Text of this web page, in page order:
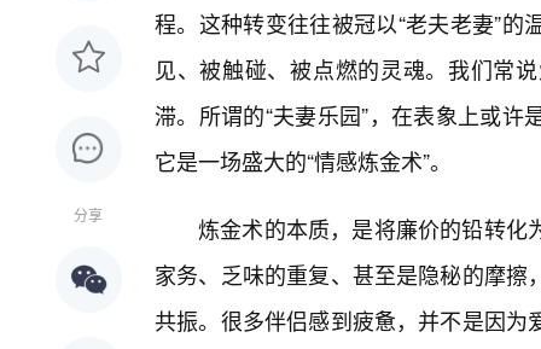
分享
程。这种转变往往被冠以“老夫老妻”
见、被触碰、被点燃的灵魂。我们常
滞。所谓的“夫妻乐园”，在表象上或
它是一场盛大的“情感炼金术”。
炼金术的本质，是将廉价的铅转化
家务、乏味的重复、甚至是隐秘的摩
共振。很多伴侣感到疲惫，并不是因